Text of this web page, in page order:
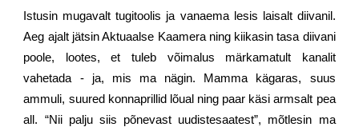
Istusin mugavalt tugitoolis ja vanaema lesis laisalt diivanil.
Aeg ajalt jätsin Aktuaalse Kaamera ning kiikasin tasa diivani
poole, lootes, et tuleb võimalus märkamatult kanalit
vahetada - ja, mis ma nägin. Mamma kägaras, suus
ammuli, suured konnaprillid lõual ning paar käsi armsalt pea
all. “Nii palju siis põnevast uudistesaatest”, mõtlesin ma